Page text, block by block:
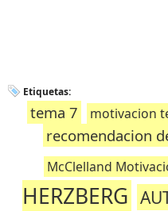
Etiquetas:
tema 7 motivacion
recomendacion
McClelland
HERZBERG